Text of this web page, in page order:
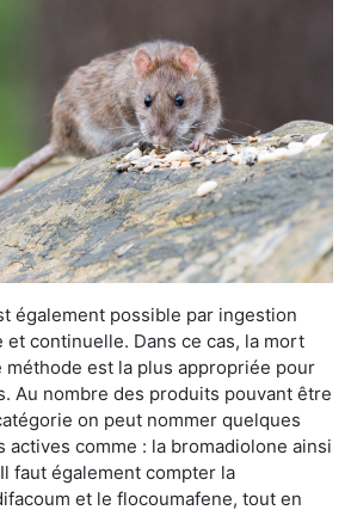
également possible par ingestion
et continuelle. Dans ce cas, la mort
est la plus appropriée pour
Au nombre des produits pouvant être
on peut nommer quelques
actives comme : la bromadiolone ainsi
faut également compter la
et le flocoumafene, tout en